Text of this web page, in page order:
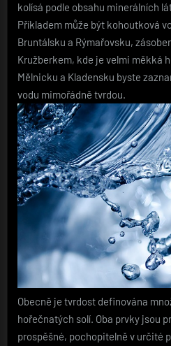
kolísá podle obsahu minerálních
Příkladem může být kohoutková
Bruntálsku a Rýmařovsku,
Kružberkem, kde je velmi měkká
Mělnicku a Kladensku byste
vodu mimořádně tvrdou.
Obecně je tvrdost definována
hořečnatých solí. Oba prvky jsou
prospěšné, pochopitelně v určité